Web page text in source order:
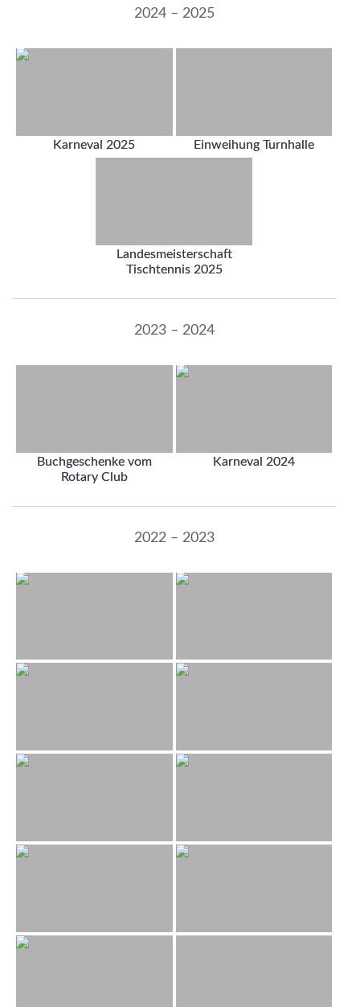
2024 – 2025
Karneval 2025 Einweihung Turnhalle
Landesmeisterschaft
Tischtennis 2025
2023 – 2024
Buchgeschenke vom
Rotary Club
Karneval 2024
2022 – 2023